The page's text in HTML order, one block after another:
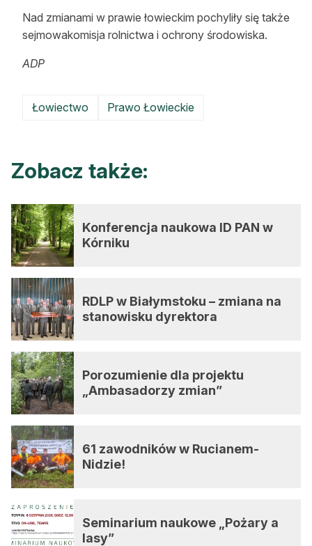
Nad zmianami w prawie łowieckim pochyliły się także
sejmowakomisja rolnictwa i ochrony środowiska.
ADP
Łowiectwo Prawo Łowieckie
Zobacz także:
Konferencja naukowa ID PAN w
Kórniku
RDLP w Białymstoku – zmiana na
stanowisku dyrektora
Porozumienie dla projektu
„Ambasadorzy zmian”
61 zawodników w Rucianem-
Nidzie!
Seminarium naukowe „Pożary a
lasy”